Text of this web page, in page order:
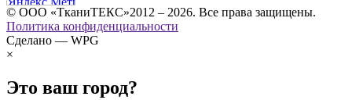
© ООО «ТканиТЕКС»2012 – 2026. Все права защищены.
Политика конфиденциальности
Сделано — WPG
×
Это ваш город?